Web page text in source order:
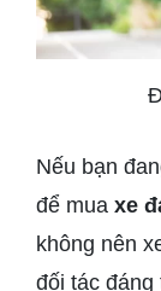
Nếu bạn
để mua xe
không nên
đối tác